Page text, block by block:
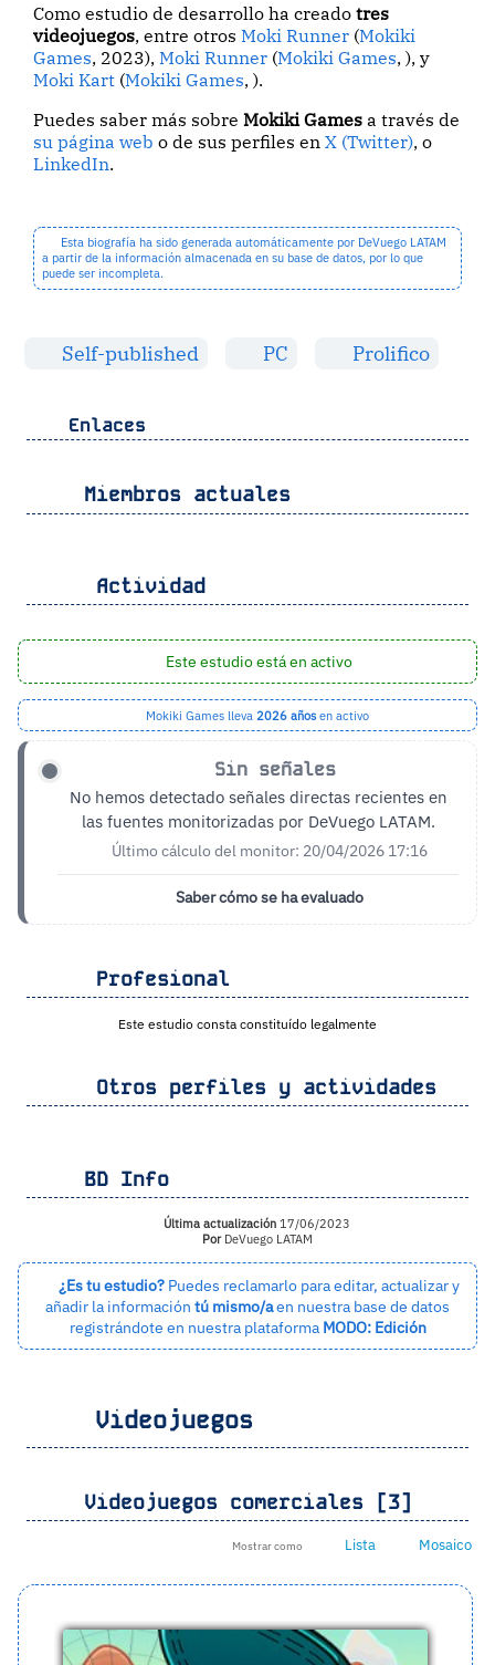
Como estudio de desarrollo ha creadotres
videojuegos, entre otrosMoki Runner (Mokiki
Games, 2023),Moki Runner (Mokiki Games, ), y
Moki Kart (Mokiki Games, ).
Puedes saber más sobreMokiki Games a través de
su página web o de sus perfiles enX (Twitter), o
LinkedIn.
Esta biografía ha sido generada automáticamente por DeVuego LATAM
a partir de la información almacenada en su base de datos, por lo que
puede ser incompleta.
Self-published PC Prolifico
Enlaces
Miembros actuales
Actividad
Este estudio está en activo
Mokiki Games lleva 2026 añosen activo
Sin señales
No hemos detectado señales directas recientes en
las fuentes monitorizadas por DeVuego LATAM.
Último cálculo del monitor: 20/04/2026 17:16
Saber cómo se ha evaluado
Profesional
Este estudio consta constituído legalmente
Otros perfiles y actividades
BD Info
Última actualización 17/06/2023
PorDeVuego LATAM
¿Es tu estudio? Puedes reclamarlo para editar, actualizar y
añadir la información tú mismo/aen nuestra base de datos
registrándote en nuestra plataforma MODO: Edición
Videojuegos
Videojuegos comerciales [3]
Mostrar como Lista Mosaico